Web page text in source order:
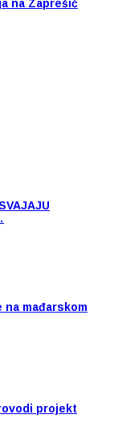
na Zaprešić
na mađarskom
projekt